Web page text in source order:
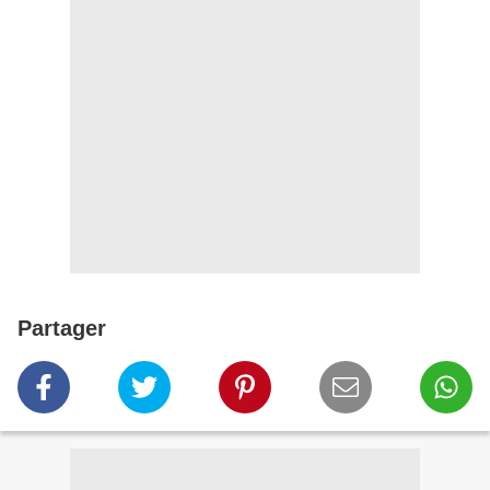
Partager